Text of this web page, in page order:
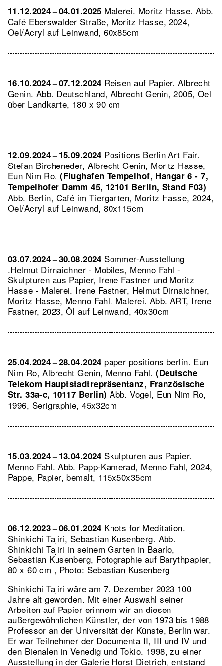
11.12.2024 – 04.01.2025 Malerei. Moritz Hasse. Abb.
Café Eberswalder Straße, Moritz Hasse, 2024,
Oel/Acryl auf Leinwand, 60x85cm
16.10.2024 – 07.12.2024 Reisen auf Papier. Albrecht
Genin. Abb. Deutschland, Albrecht Genin, 2005, Oel
über Landkarte, 180 x 90 cm
12.09.2024 – 15.09.2024 Positions Berlin Art Fair.
Stefan Bircheneder, Albrecht Genin, Moritz Hasse,
Eun Nim Ro.(Flughafen Tempelhof, Hangar 6 - 7,
Tempelhofer Damm 45, 12101 Berlin, Stand F03)
Abb. Berlin, Café im Tiergarten, Moritz Hasse, 2024,
Oel/Acryl auf Leinwand, 80x115cm
03.07.2024 – 30.08.2024 Sommer-Ausstellung
.Helmut Dirnaichner - Mobiles, Menno Fahl -
Skulpturen aus Papier, Irene Fastner und Moritz
Hasse - Malerei. Irene Fastner, Helmut Dirnaichner,
Moritz Hasse, Menno Fahl. Malerei. Abb. ART, Irene
Fastner, 2023, Öl auf Leinwand, 40x30cm
25.04.2024 – 28.04.2024 paper positions berlin. Eun
Nim Ro, Albrecht Genin, Menno Fahl.(Deutsche
Telekom Hauptstadtrepräsentanz, Französische
Str. 33a-c, 10117 Berlin) Abb. Vogel, Eun Nim Ro,
1996, Serigraphie, 45x32cm
15.03.2024 – 13.04.2024 Skulpturen aus Papier.
Menno Fahl.Abb. Papp-Kamerad, Menno Fahl, 2024,
Pappe, Papier, bemalt, 115x50x35cm
06.12.2023 – 06.01.2024 Knots for Meditation.
Shinkichi Tajiri, Sebastian Kusenberg. Abb.
Shinkichi Tajiri in seinem Garten in Baarlo,
Sebastian Kusenberg, Fotographie auf Barythpapier,
80 x 60 cm , Photo: Sebastian Kusenberg
Shinkichi Tajiri wäre am 7. Dezember 2023 100
Jahre alt geworden. Mit einer Auswahl seiner
Arbeiten auf Papier erinnern wir an diesen
außergewöhnlichen Künstler, der von 1973 bis 1988
Professor an der Universität der Künste, Berlin war.
Er war Teilnehmer der Documenta II, III und IV und
den Bienalen in Venedig und Tokio. 1998, zu einer
Ausstellung in der Galerie Horst Dietrich, entstand